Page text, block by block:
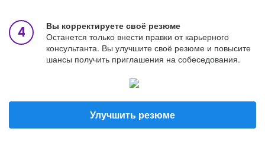
Вы корректируете своё резюме
Останется только внести правки от карьерного
консультанта. Вы улучшите своё резюме и повысите
шансы получить приглашения на собеседования.
Улучшить резюме